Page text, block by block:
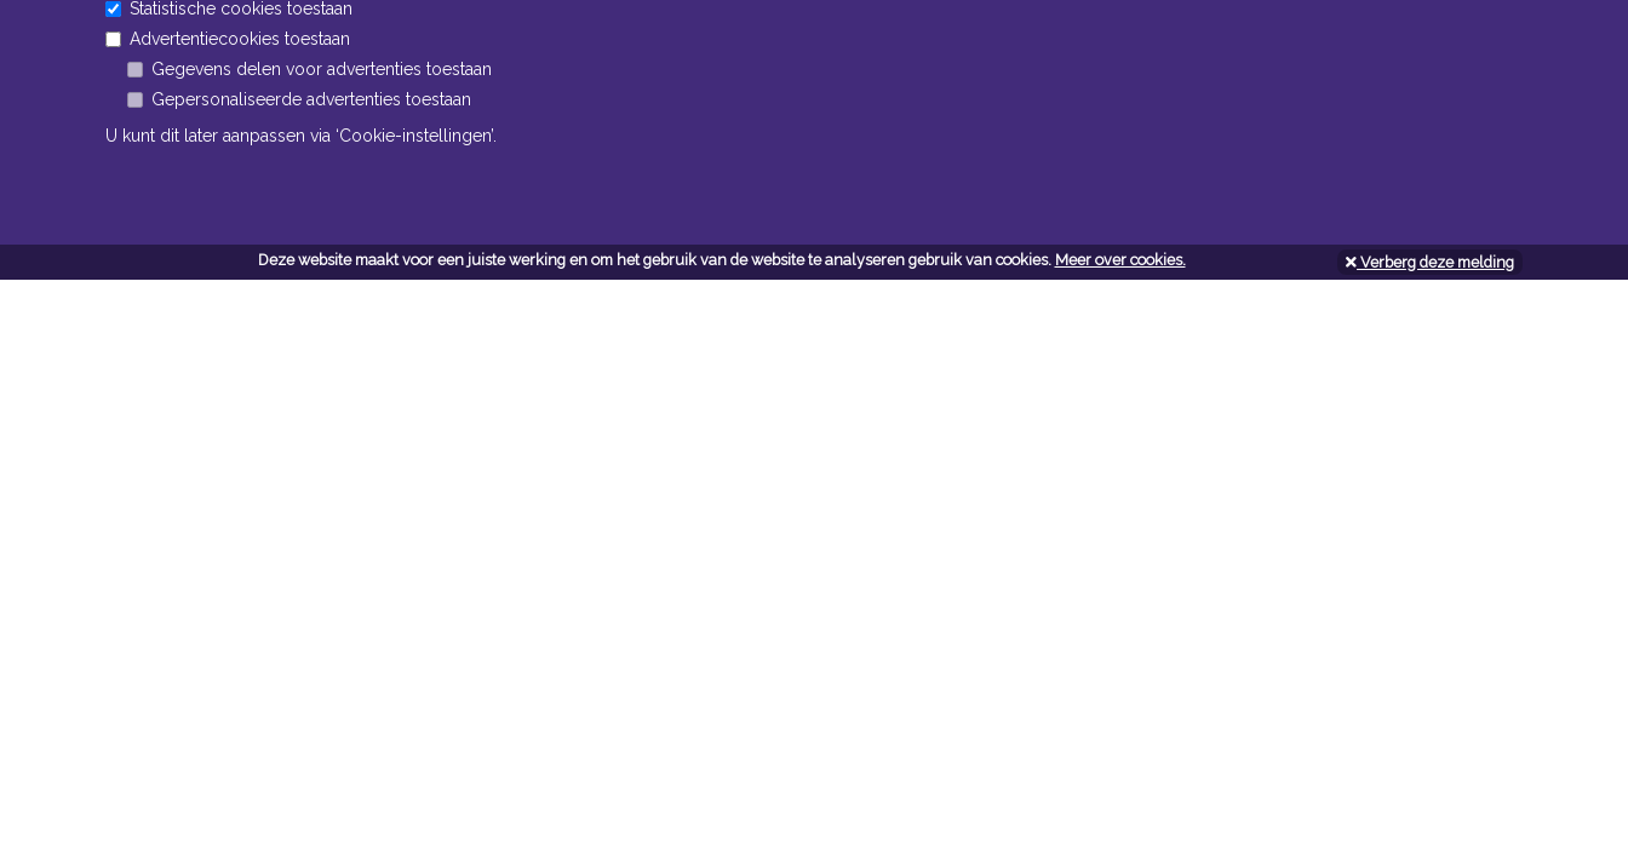
Deze website maakt voor een juiste werking en om het gebruik van de website te analyseren gebruik van cookies. Meer over cookies. Verberg deze melding
Statistische cookies toestaan
Advertentiecookies toestaan
Gegevens delen voor advertenties toestaan
Gepersonaliseerde advertenties toestaan
U kunt dit later aanpassen via ‘Cookie-instellingen’.